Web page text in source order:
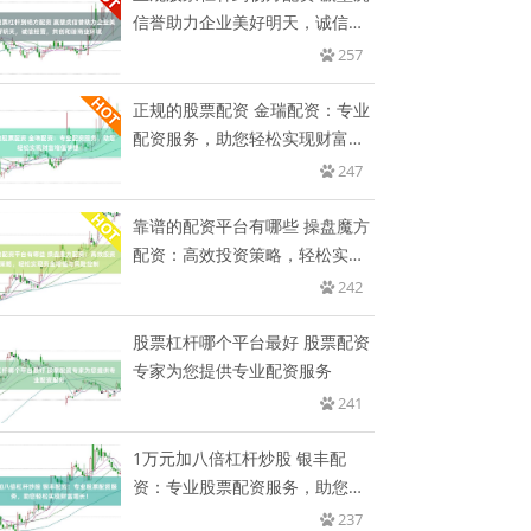
信誉助力企业美好明天，诚信经
257
正规的股票配资 金瑞配资：专业
配资服务，助您轻松实现财富增
247
靠谱的配资平台有哪些 操盘魔方
配资：高效投资策略，轻松实现
242
股票杠杆哪个平台最好 股票配资
专家为您提供专业配资服务
241
1万元加八倍杠杆炒股 银丰配
资：专业股票配资服务，助您轻
237